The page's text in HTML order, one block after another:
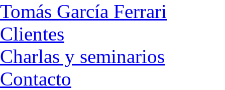
Tomás García Ferrari
Clientes
Charlas y seminarios
Contacto